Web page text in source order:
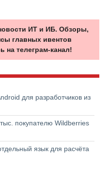
ИТ и ИБ. Обзоры,
главных ивентов
на телеграм-канал!
для разработчиков из
покупателю Wildberries
язык для расчёта